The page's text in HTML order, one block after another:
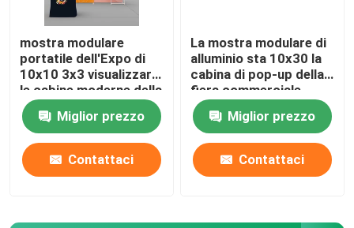
mostra modulare
portatile dell'Expo di
10x10 3x3 visualizzare
le cabine moderne della
fiera commerciale
Miglior prezzo
Contattaci
La mostra modulare di
alluminio sta 10x30 la
cabina di pop-up della
fiera commerciale
10x10
Miglior prezzo
Contattaci